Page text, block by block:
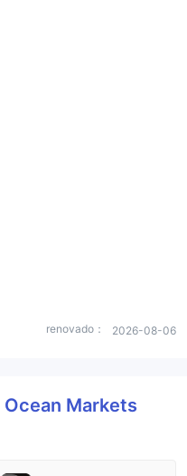
renovado： 2026-08-06
Ocean Markets